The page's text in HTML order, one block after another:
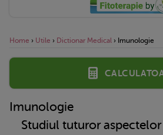
Home › Utile › Dictionar Medical › Imunologie
Imunologie
Studiul tuturor aspectelor